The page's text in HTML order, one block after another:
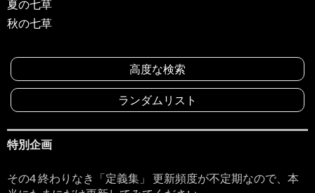
夏の七草
秋の七草
高度な検索
ランダムリスト
特別企画
その4 終わりなき「定義集」 更新頻度が不定期なので、本